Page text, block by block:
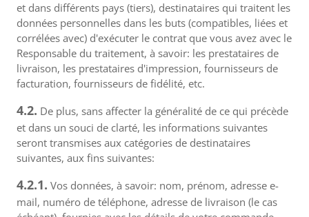
et dans différents pays (tiers), destinataires qui traitent les
données personnelles dans les buts (compatibles, liées et
corrélées avec) d'exécuter le contrat que vous avez avec le
Responsable du traitement, à savoir: les prestataires de
livraison, les prestataires d'impression, fournisseurs de
facturation, fournisseurs de fidélité, etc.
4.2. De plus, sans affecter la généralité de ce qui précède
et dans un souci de clarté, les informations suivantes
seront transmises aux catégories de destinataires
suivantes, aux fins suivantes:
4.2.1. Vos données, à savoir: nom, prénom, adresse e-
mail, numéro de téléphone, adresse de livraison (le cas